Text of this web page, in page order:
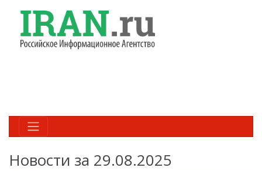
Новости за 29.08.2025